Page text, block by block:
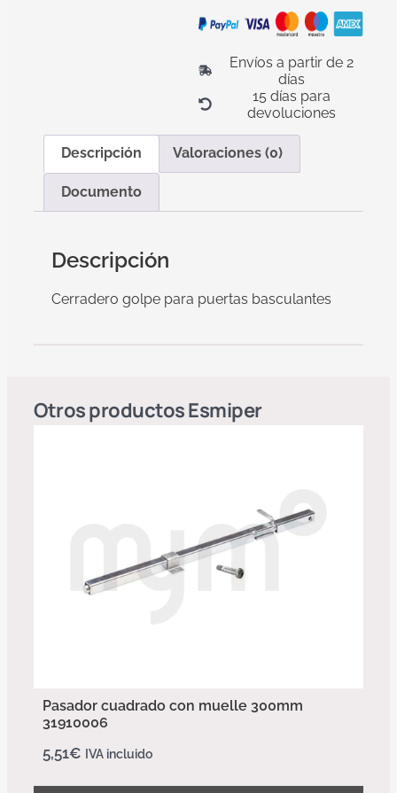
Envíos a partir de 2
días
15 días para
devoluciones
Descripción Valoraciones (0)
Documento
Descripción
Cerradero golpe para puertas basculantes
Otros productosEsmiper
Pasador cuadrado con muelle 300mm
31910006
5,51€ IVA incluido